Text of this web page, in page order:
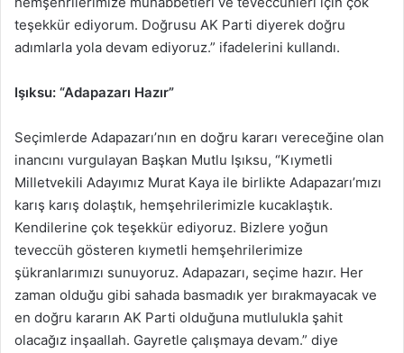
teşekkür ediyorum. Doğrusu AK Parti diyerek doğru
adımlarla yola devam ediyoruz.” ifadelerini kullandı.
Işıksu: “Adapazarı Hazır”
Seçimlerde Adapazarı’nın en doğru kararı vereceğine olan
inancını vurgulayan Başkan Mutlu Işıksu, “Kıymetli
Milletvekili Adayımız Murat Kaya ile birlikte Adapazarı’mızı
karış karış dolaştık, hemşehrilerimizle kucaklaştık.
Kendilerine çok teşekkür ediyoruz. Bizlere yoğun
teveccüh gösteren kıymetli hemşehrilerimize
şükranlarımızı sunuyoruz. Adapazarı, seçime hazır. Her
zaman olduğu gibi sahada basmadık yer bırakmayacak ve
en doğru kararın AK Parti olduğuna mutlulukla şahit
olacağız inşaallah. Gayretle çalışmaya devam.” diye